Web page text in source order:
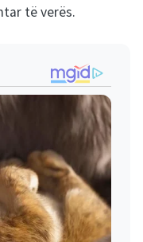
të verës.